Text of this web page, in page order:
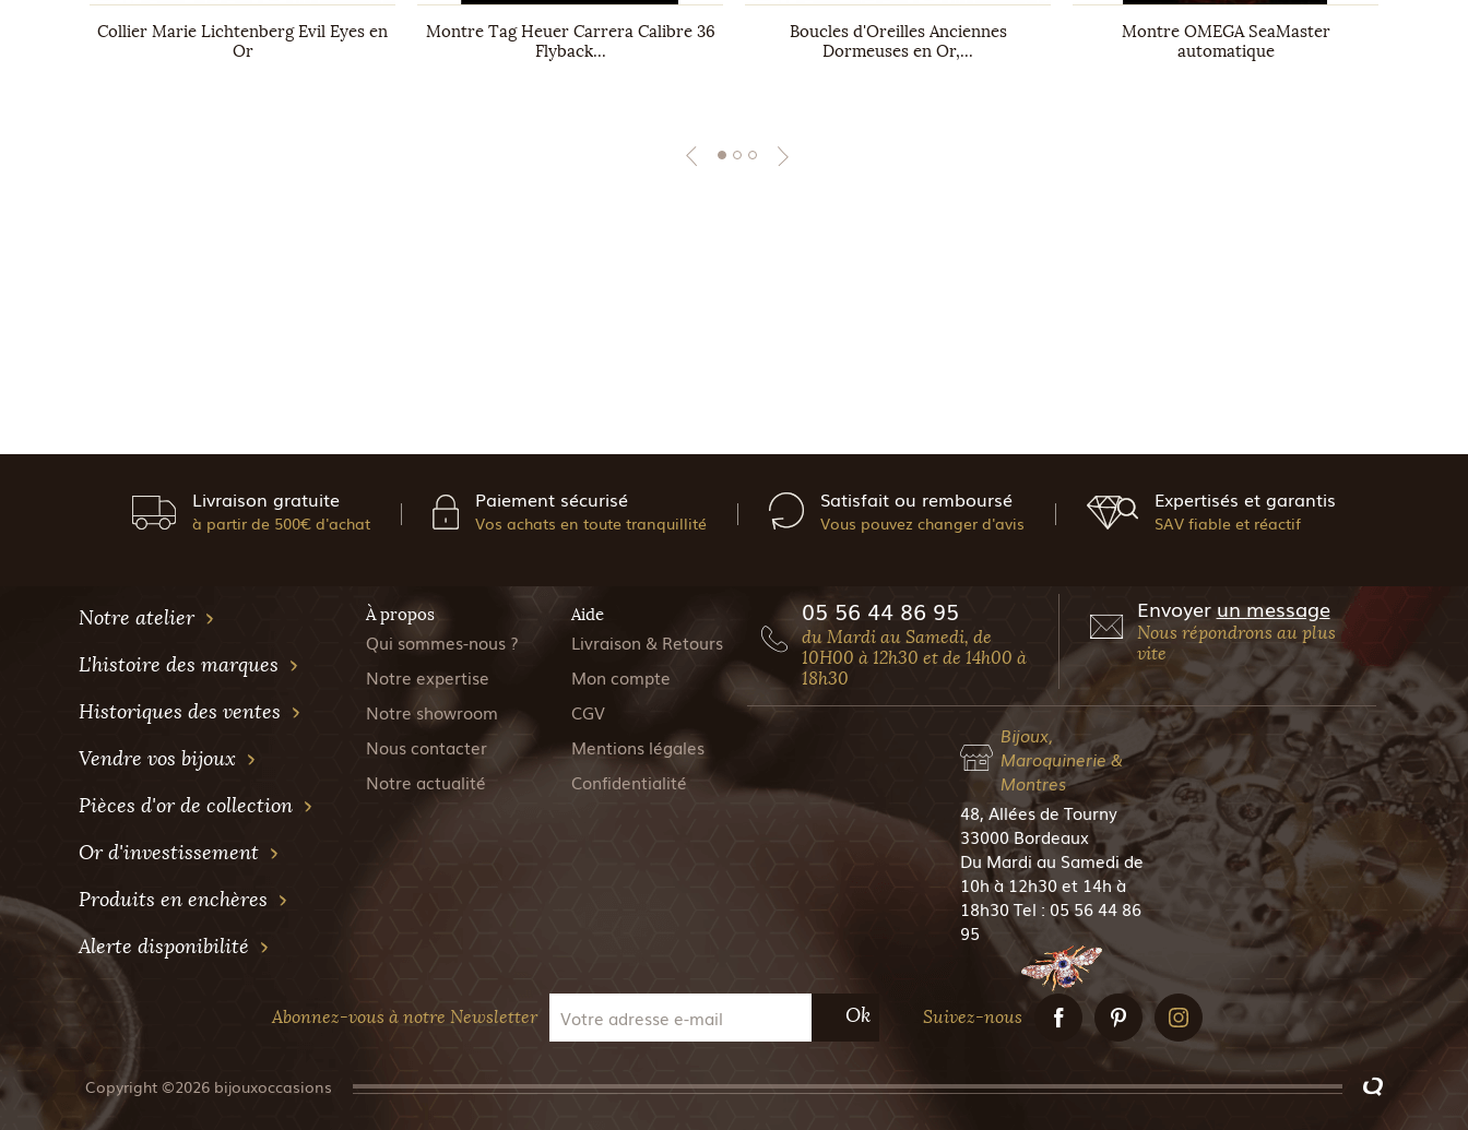
Collier Marie Lichtenberg Evil Eyes en
Or
Montre Tag Heuer Carrera Calibre 36
Flyback...
Boucles d'Oreilles Anciennes
Dormeuses en Or,...
Montre OMEGA SeaMaster
automatique
Livraison gratuite
à partir de 500€ d'achat
Paiement sécurisé
Vos achats en toute tranquillité
Satisfait ou remboursé
Vous pouvez changer d'avis
Expertisés et garantis
SAV fiable et réactif
Notre atelier
L'histoire des marques
Historiques des ventes
Vendre vos bijoux
Pièces d'or de collection
Or d'investissement
Produits en enchères
Alerte disponibilité
À propos
Qui sommes-nous ?
Notre expertise
Notre showroom
Nous contacter
Notre actualité
Aide
Livraison & Retours
Mon compte
CGV
Mentions légales
Confidentialité
05 56 44 86 95
du Mardi au Samedi, de
10H00 à 12h30 et de 14h00 à
18h30
Envoyer un message
Nous répondrons au plus
vite
Bijoux,
Maroquinerie &
Montres
48, Allées de Tourny
33000 Bordeaux
Du Mardi au Samedi de
10h à 12h30 et 14h à
18h30 Tel : 05 56 44 86
95
Abonnez-vous à notre Newsletter Ok Suivez-nous
Copyright ©2026 bijouxoccasions